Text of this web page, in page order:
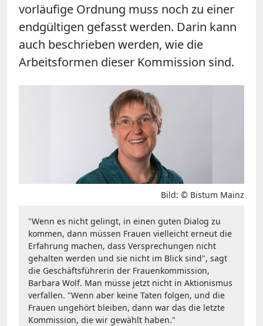
vorläufige Ordnung muss noch zu einer
endgültigen gefasst werden. Darin kann
auch beschrieben werden, wie die
Arbeitsformen dieser Kommission sind.
Bild: © Bistum Mainz
"Wenn es nicht gelingt, in einen guten Dialog zu
kommen, dann müssen Frauen vielleicht erneut die
Erfahrung machen, dass Versprechungen nicht
gehalten werden und sie nicht im Blick sind", sagt
die Geschäftsführerin der Frauenkommission,
Barbara Wolf. Man müsse jetzt nicht in Aktionismus
verfallen. "Wenn aber keine Taten folgen, und die
Frauen ungehört bleiben, dann war das die letzte
Kommission, die wir gewählt haben."